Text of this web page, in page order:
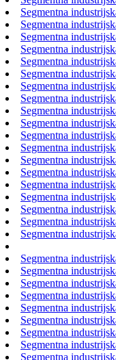
Segmentna
Segmentna
Segmentna
Segmentna
Segmentna
Segmentna
Segmentna
Segmentna
Segmentna
Segmentna
Segmentna
Segmentna
Segmentna
Segmentna
Segmentna
Segmentna
Segmentna
Segmentna
Segmentna
Segmentna
Segmentna
Segmentna
Segmentna
Segmentna
Segmentna
Segmentna
Segmentna
Segmentna